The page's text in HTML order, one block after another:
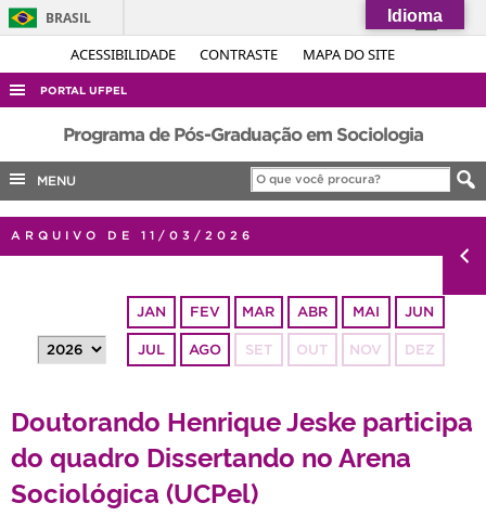
ACESSIBILIDADE CONTRASTE MAPA DO SITE
BRASIL
Simplifique!
Acesso à informação
Legislação
Canais
PORTAL UFPEL
ACESSO À INFORMAÇÃO
AUDITORIA
COBALTO
CONCURSOS
OUVIDORIA
TELEFONES
Programa de Pós-Graduação em Sociologia
MENU
ARQUIVO DE 11/03/2026
JAN FEV MAR ABR MAI JUN
JUL AGO SET OUT NOV DEZ
Doutorando Henrique Jeske participa
do quadro Dissertando no Arena
Sociológica (UCPel)
Idioma